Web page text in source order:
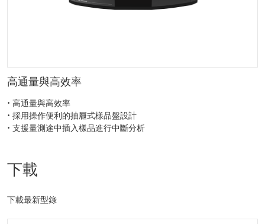
高通量與高效率
• 高通量與高效率
• 採用操作便利的抽屜式樣品盤設計
• 支援量測途中插入樣品進行中斷分析
下載
下載最新型錄